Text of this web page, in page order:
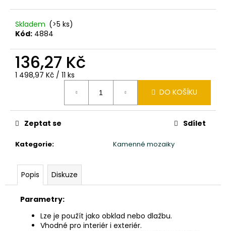
Skladem (>5 ks)
Kód: 4884
136,27 Kč
Měrná
1 498,97 Kč / 11 ks
DO KOŠÍKU
Kategorie: Kamenné mozaiky
Zeptat se Sdílet
Popis Diskuze
Parametry:
Lze je použít jako obklad nebo dlažbu.
Vhodné pro interiér i exteriér.
m
e
SLON
STOJÍCÍ
20X24X10CM
PATINA
Kč